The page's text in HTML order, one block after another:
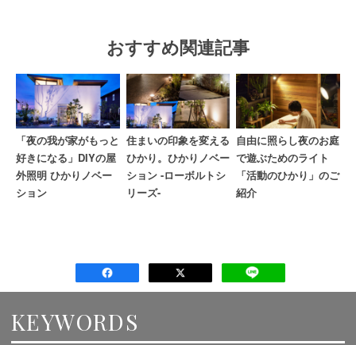
おすすめ関連記事
「夜の我が家がもっと
好きになる」DIYの屋
外照明 ひかりノベー
ション
住まいの印象を変える
ひかり。ひかりノベー
ション -ローボルトシ
リーズ-
自由に照らし夜のお庭
で遊ぶためのライト
「活動のひかり」のご
紹介
KEYWORDS